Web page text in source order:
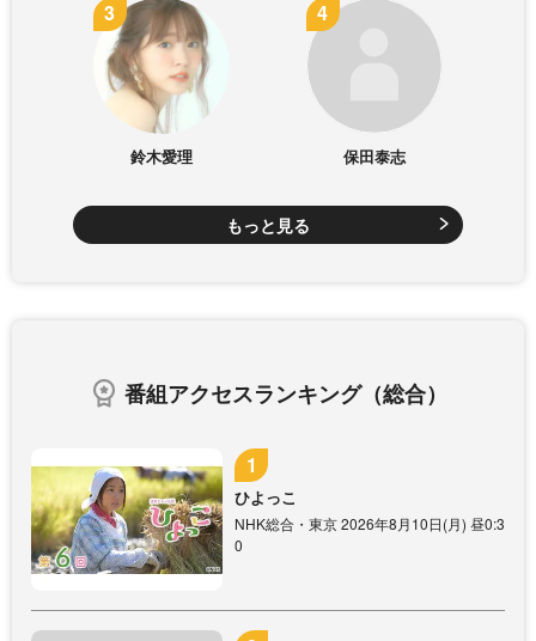
鈴木愛理 保田泰志
もっと見る
番組アクセスランキング（総合）
ひよっこ
NHK総合・東京 2026年8月10日(月) 昼0:3
0